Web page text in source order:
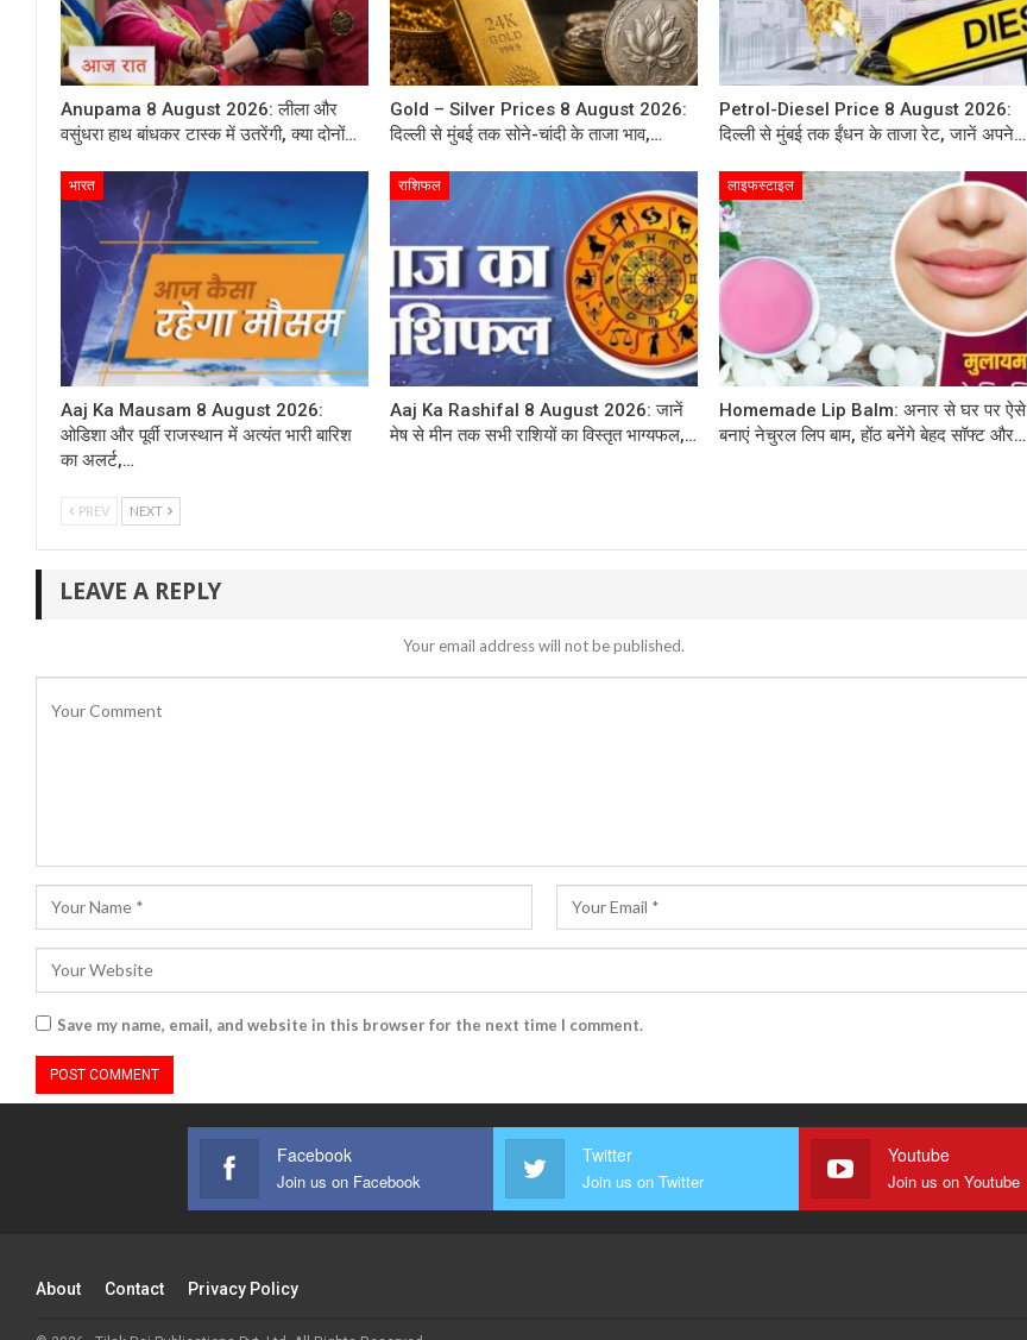
Anupama 8 August 2026: लीला और
वसुंधरा हाथ बांधकर टास्क में उतरेंगी, क्या दोनों…
Gold – Silver Prices 8 August 2026:
दिल्ली से मुंबई तक सोने-चांदी के ताजा भाव,…
Petrol-Diesel Price 8 August 2026:
दिल्ली से मुंबई तक ईंधन के ताजा रेट, जानें अपने…
भारत
Aaj Ka Mausam 8 August 2026:
ओडिशा और पूर्वी राजस्थान में अत्यंत भारी बारिश
का अलर्ट,…
राशिफल
Aaj Ka Rashifal 8 August 2026: जानें
मेष से मीन तक सभी राशियों का विस्तृत भाग्यफल,…
लाइफस्टाइल
Homemade Lip Balm: अनार से घर पर ऐसे
बनाएं नेचुरल लिप बाम, होंठ बनेंगे बेहद सॉफ्ट और…
PREV NEXT
LEAVE A REPLY
Your email address will not be published.
Save my name, email, and website in this browser for the next time I comment.
Facebook
Join us on Facebook
Twitter
Join us on Twitter
Youtube
Join us on Youtube
About Contact Privacy Policy